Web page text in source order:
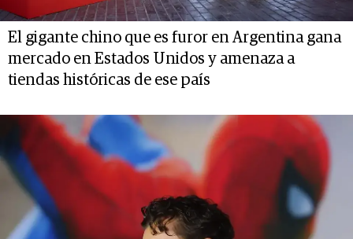
El gigante chino que es furor en Argentina gana
mercado en Estados Unidos y amenaza a
tiendas históricas de ese país